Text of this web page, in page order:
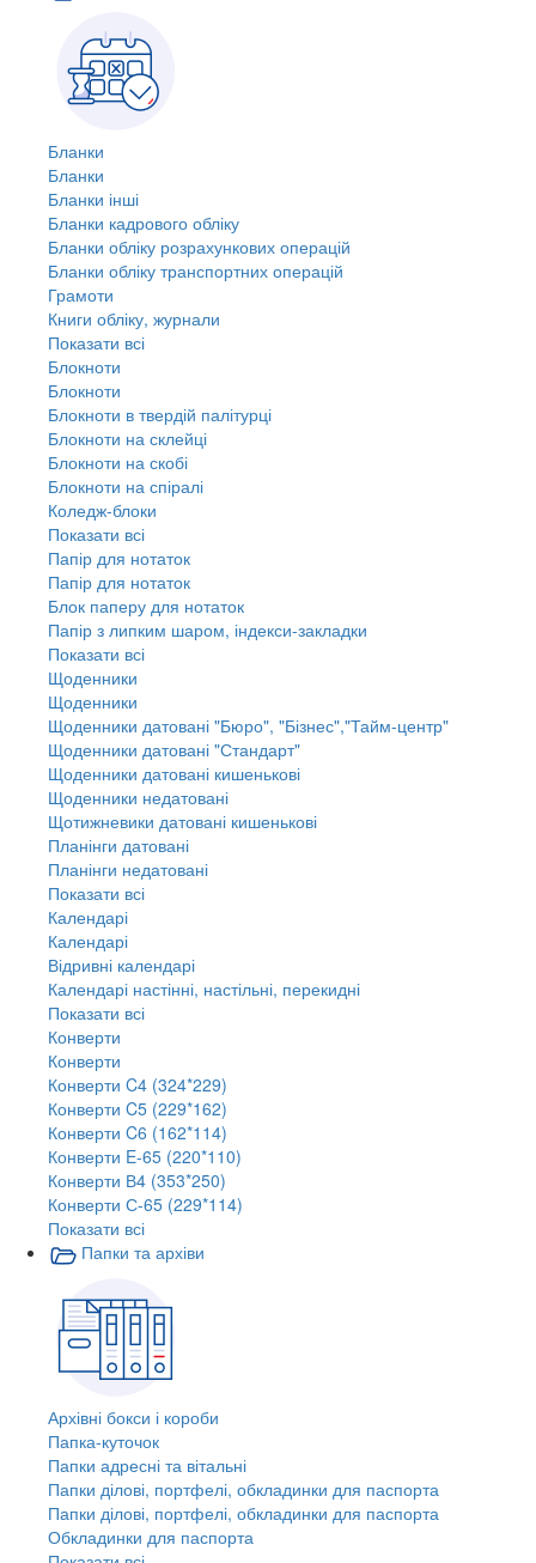
Бланки
Бланки
Бланки інші
Бланки кадрового обліку
Бланки обліку розрахункових операцій
Бланки обліку транспортних операцій
Грамоти
Книги обліку, журнали
Показати всі
Блокноти
Блокноти
Блокноти в твердій палітурці
Блокноти на склейці
Блокноти на скобі
Блокноти на спіралі
Коледж-блоки
Показати всі
Папір для нотаток
Папір для нотаток
Блок паперу для нотаток
Папір з липким шаром, індекси-закладки
Показати всі
Щоденники
Щоденники
Щоденники датовані "Бюро", "Бізнес","Тайм-центр"
Щоденники датовані "Стандарт"
Щоденники датовані кишенькові
Щоденники недатовані
Щотижневики датовані кишенькові
Планінги датовані
Планінги недатовані
Показати всі
Календарі
Календарі
Відривні календарі
Календарі настінні, настільні, перекидні
Показати всі
Конверти
Конверти
Конверти C4 (324*229)
Конверти C5 (229*162)
Конверти C6 (162*114)
Конверти E-65 (220*110)
Конверти В4 (353*250)
Конверти С-65 (229*114)
Показати всі
Папки та архіви
Архівні бокси і короби
Папка-куточок
Папки адресні та вітальні
Папки ділові, портфелі, обкладинки для паспорта
Папки ділові, портфелі, обкладинки для паспорта
Обкладинки для паспорта